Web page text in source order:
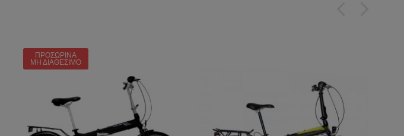
ΠΡΟΣΩΡΙΝΆ
ΜΗ ΔΙΑΘΈΣΙΜΟ